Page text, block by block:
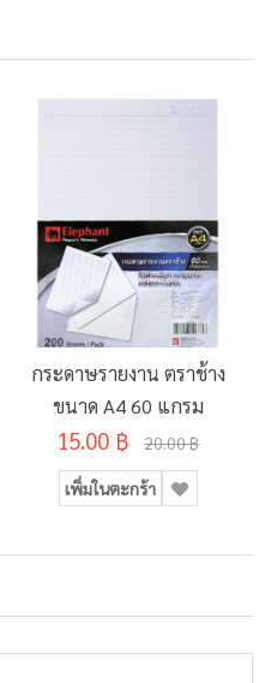
กระดาษรายงาน ตราช้าง
ขนาด A4 60 แกรม
15.00 ฿ 20.00 ฿
เพิ่มในตะกร้า